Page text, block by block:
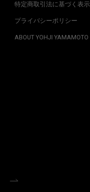
特定商取引法に基づく表示
プライバシーポリシー
ABOUT YOHJI YAMAMOTO